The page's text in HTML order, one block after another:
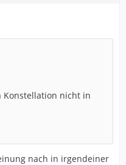
nicht in
nach in irgendeiner